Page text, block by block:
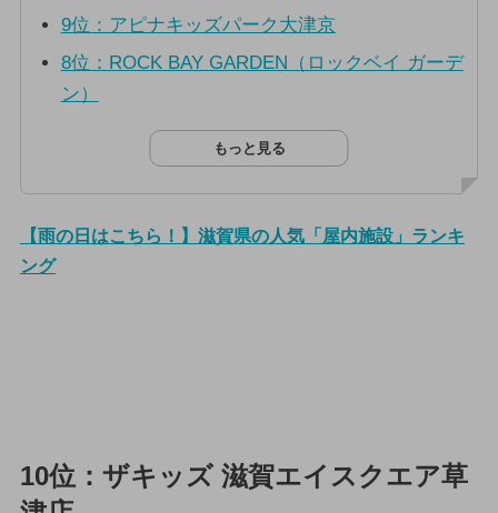
9位：アピナキッズパーク大津京
8位：ROCK BAY GARDEN（ロックベイ ガーデ
ン）
もっと見る
【雨の日はこちら！】滋賀県の人気「屋内施設」ランキ
ング
10位：ザキッズ 滋賀エイスクエア草